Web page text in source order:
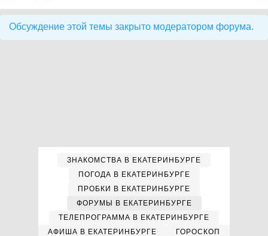
Обсуждение этой темы закрыто модератором форума.
ЗНАКОМСТВА В ЕКАТЕРИНБУРГЕ
ПОГОДА В ЕКАТЕРИНБУРГЕ
ПРОБКИ В ЕКАТЕРИНБУРГЕ
ФОРУМЫ В ЕКАТЕРИНБУРГЕ
ТЕЛЕПРОГРАММА В ЕКАТЕРИНБУРГЕ
АФИША В ЕКАТЕРИНБУРГЕ
ГОРОСКОП